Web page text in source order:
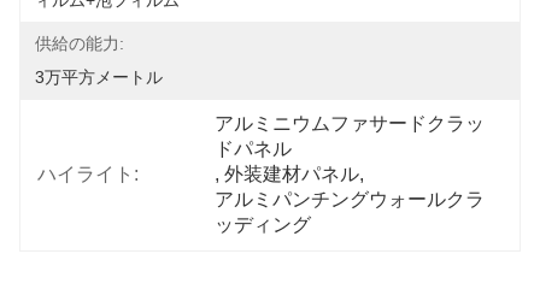
供給の能力:
3万平方メートル
ハイライト:
アルミニウムファサードクラッ
ドパネル
, 外装建材パネル,
アルミパンチングウォールクラ
ッディング